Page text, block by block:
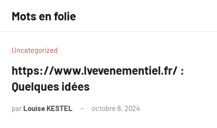
contenu
Mots en folie
Uncategorized
https://www.lvevenementiel.fr/ :
Quelques idées
par Louise KESTEL octobre 8, 2024